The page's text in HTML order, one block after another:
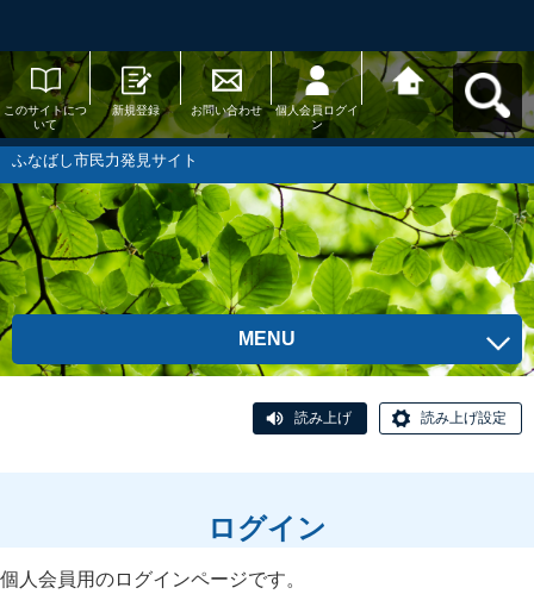
このサイトにつ
いて
新規登録 お問い合わせ
個人会員ログイ
ン
ふなばし市民力
発見サイトへ戻
る
ふなばし市民力発見サイト
MENU
読み上げ 読み上げ設定
ログイン
個人会員用のログインページです。